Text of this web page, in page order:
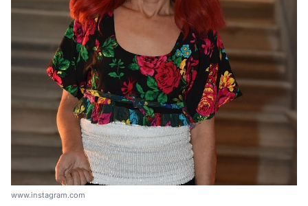
www.instagram.com